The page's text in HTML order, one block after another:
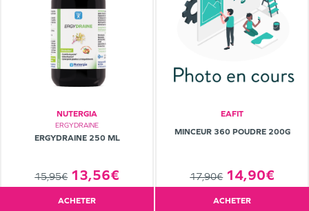
NUTERGIA
ERGYDRAINE
ERGYDRAINE 250 ML
15,95€ 13,56€
ACHETER
EAFIT
MINCEUR 360 POUDRE 200G
17,90€ 14,90€
ACHETER